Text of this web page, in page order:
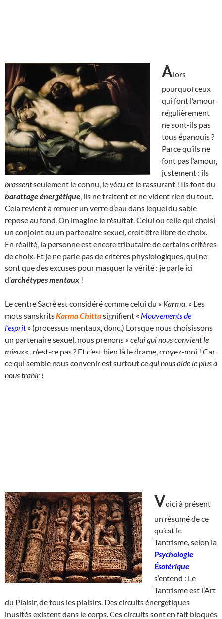
Alors
pourquoi ceux
qui font l’amour
régulièrement
ne sont-ils pas
tous épanouis ?
Parce qu’ils ne
font pas l’amour,
justement : ils
brassentseulement le connu, le vécu et le rassurant ! Ils font du
barattage énergétique , ils ne traitent et ne vident rien du tout.
Cela revient à remuer un verre d’eau dans lequel du sable
repose au fond. On imagine le résultat. Celui ou celle qui choisi
un conjoint ou un partenaire sexuel, croit être libre de choix.
En réalité, la personne est encore tributaire de certains critères
de choix. Et je ne parle pas de critères physiologiques, qui ne
sont que des excuses pour masquer la vérité : je parle ici
d’archétypes mentaux !
Le centre Sacré est considéré comme celui du « Karma . » Les
mots sanskrits Karma Chittasignifient « Mouvements de
l’esprit» (processus mentaux, donc.) Lorsque nous choisissons
un partenaire sexuel, nous prenons « celui qui nous convient le
mieux« , n’est-ce pas ? Et c’est bien là le drame, croyez-moi ! Car
ce qui semble nous convenir est surtoutce qui nous aide le plus à
nous trahir !
Voici à présent
un résumé de ce
qu’est le
Tantrisme, selon la
Psychologie
Ésotérique
s’entend : Le
Tantrisme est l’Art
du Plaisir, de tous les plaisirs. Des circuits énergétiques
inusités existent dans le corps. Ces circuits sont en fait bloqués